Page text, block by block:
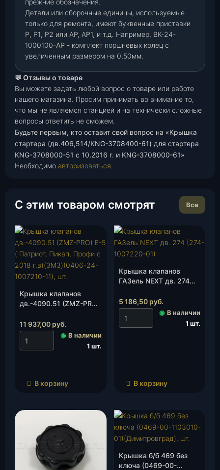
прежние обозначения.
Детали или сборочные единицы, используемые
только для ремонта, имеют буквенные приставки
Р, Р1, Р2 или АР, АР1, и т.д. Например, ВК-24-
1000100-АР - комплект поршневых колец с
увеличенным размером на 0,50мм.
💬 Отзывы о товаре
Вы можете задать любой вопрос о товаре или работе
нашего магазина. Просим принимать во внимание то,
что мы не являемся станцией и на технически сложные
вопросы ответить не сможем.
Будьте первым, кто оставит свой вопрос на «Крышка
стартера (дв.406,514/KNG-3708400-61) для стартера
KNG-3708000-51 с 10.2016 г. и KNG-3708000-61»
Необходимо авторизоваться.
С этим товаром смотрят Все
Крышка клапанов
дв.-4090.51 (ZMZ-PRO)
Профи с 2018 г.в)(ЗМЗ)
(0406-24-1007210-11),
шт.
11 937,00 руб.
◉ В наличии
1 шт.
В корзину
Крышка клапанов
ГАЗель NEXT дв. 274
5 186,50 руб.
◉ В наличии
1 шт.
В корзину
Крышка б/б 469 без
ключа (0469-00-